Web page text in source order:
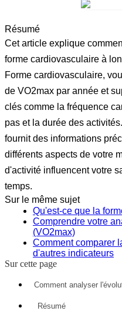
Résumé
Cet article explique
forme cardiovasculaire à
Forme cardiovasculaire,
de VO2max par année et
clés comme la fréquence
pas et la durée des
fournit des informations
différents aspects de votre
d'activité influencent votre
temps.
Sur le même sujet
Qu'est-ce que la
Comprendre votre
(VO2max)
Comment comparer
d'autres indicateurs
Sur cette page
Comment analyser
Résumé